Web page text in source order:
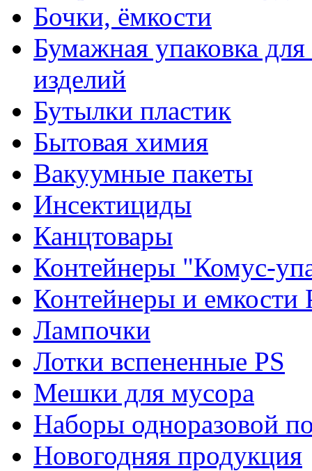
Бочки, ёмкости
Бумажная упаковка
изделий
Бутылки пластик
Бытовая химия
Вакуумные пакеты
Инсектициды
Канцтовары
Контейнеры "Комус-
Контейнеры и емкости
Лампочки
Лотки вспененные PS
Мешки для мусора
Наборы одноразовой
Новогодняя продукция